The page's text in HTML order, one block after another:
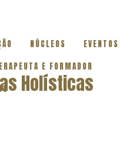
NÚCLEOS
EVENTOS
E FORMADOR
Holísticas